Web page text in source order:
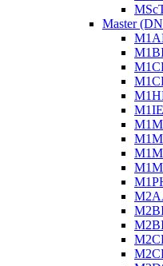
Master